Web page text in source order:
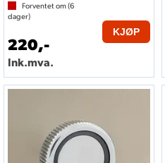
Forventet om (6
dager)
220,-
Ink.mva.
KJØP